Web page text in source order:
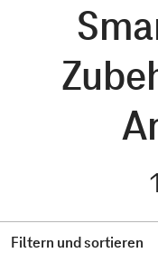
1
Filtern und sortieren